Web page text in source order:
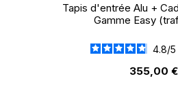
Tapis d'entrée Alu +
Gamme Easy
4.8/5
355,00 €